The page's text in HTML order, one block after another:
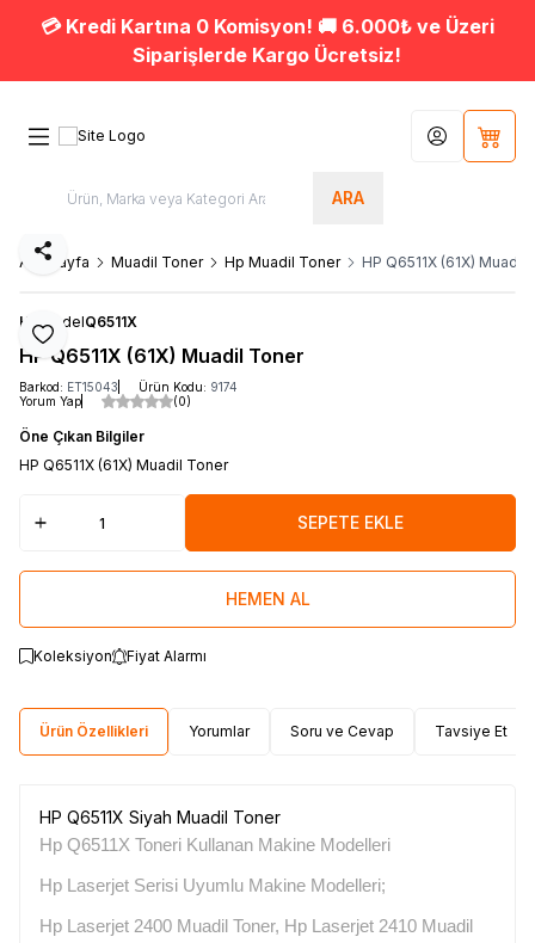
💳 Kredi Kartına 0 Komisyon! 🚚 6.000₺ ve Üzeri
Siparişlerde Kargo Ücretsiz!
ARA
Hesabım
Ana Sayfa Muadil Toner Hp Muadil Toner HP Q6511X (61X) Muadil
Favoriye Ekle
Paylaş
HPModelQ6511X
HP Q6511X (61X) Muadil Toner
Barkod: ET15043 Ürün Kodu: 9174
Yorum Yap
(0)
Öne Çıkan Bilgiler
HP Q6511X (61X) Muadil Toner
SEPETE EKLE
HEMEN AL
Koleksiyon Fiyat Alarmı
Ürün Özellikleri Yorumlar Soru ve Cevap Tavsiye Et
HP Q6511X Siyah Muadil Toner
Hp Q6511X Toneri Kullanan Makine Modelleri
Hp Laserjet Serisi Uyumlu Makine Modelleri;
Hp Laserjet 2400 Muadil Toner, Hp Laserjet 2410 Muadil